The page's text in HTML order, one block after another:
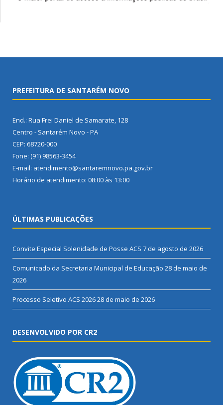
PREFEITURA DE SANTARÉM NOVO
End.: Rua Frei Daniel de Samarate, 128
Centro - Santarém Novo - PA
CEP: 68720-000
Fone: (91) 98563-3454
E-mail: atendimento@santaremnovo.pa.gov.br
Horário de atendimento: 08:00 às 13:00
ÚLTIMAS PUBLICAÇÕES
Convite Especial Solenidade de Posse ACS 7 de agosto de 2026
Comunicado da Secretaria Municipal de Educação 28 de maio de
2026
Processo Seletivo ACS 202628 de maio de 2026
DESENVOLVIDO POR CR2